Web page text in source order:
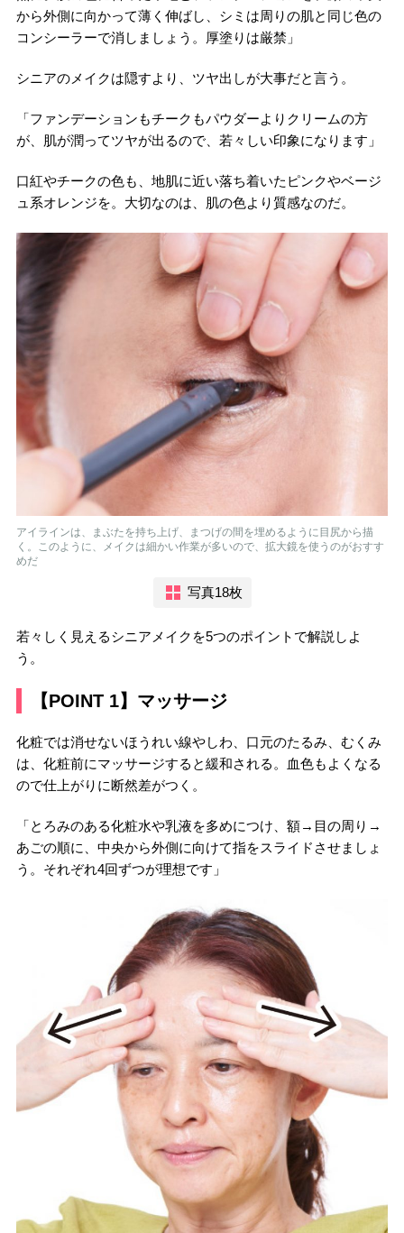
から外側に向かって薄く伸ばし、シミは周りの肌と同じ色の
コンシーラーで消しましょう。厚塗りは厳禁」
シニアのメイクは隠すより、ツヤ出しが大事だと言う。
「ファンデーションもチークもパウダーよりクリームの方
が、肌が潤ってツヤが出るので、若々しい印象になります」
口紅やチークの色も、地肌に近い落ち着いたピンクやベージ
ュ系オレンジを。大切なのは、肌の色より質感なのだ。
アイラインは、まぶたを持ち上げ、まつげの間を埋めるように目尻から描
く。このように、メイクは細かい作業が多いので、拡大鏡を使うのがおすす
めだ
写真18枚
若々しく見えるシニアメイクを5つのポイントで解説しよ
う。
【POINT 1】マッサージ
化粧では消せないほうれい線やしわ、口元のたるみ、むくみ
は、化粧前にマッサージすると緩和される。血色もよくなる
ので仕上がりに断然差がつく。
「とろみのある化粧水や乳液を多めにつけ、額→目の周り→
あごの順に、中央から外側に向けて指をスライドさせましょ
う。それぞれ4回ずつが理想です」